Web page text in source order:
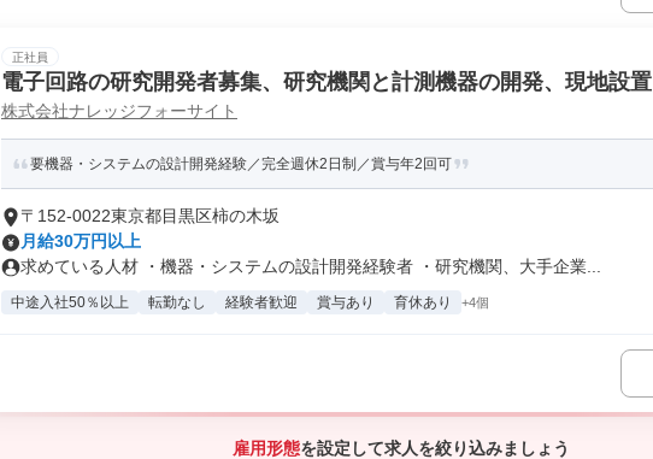
正社員
電子回路の研究開発者募集、研究機関と計測機器の開発、現地設置
株式会社ナレッジフォーサイト
要機器・システムの設計開発経験／完全週休2日制／賞与年2回可
〒152-0022東京都目黒区柿の木坂
月給30万円以上
求めている人材 ・機器・システムの設計開発経験者 ・研究機関、大手企業...
中途入社50％以上 転勤なし 経験者歓迎 賞与あり 育休あり +4個
雇用形態を設定して求人を絞り込みましょう